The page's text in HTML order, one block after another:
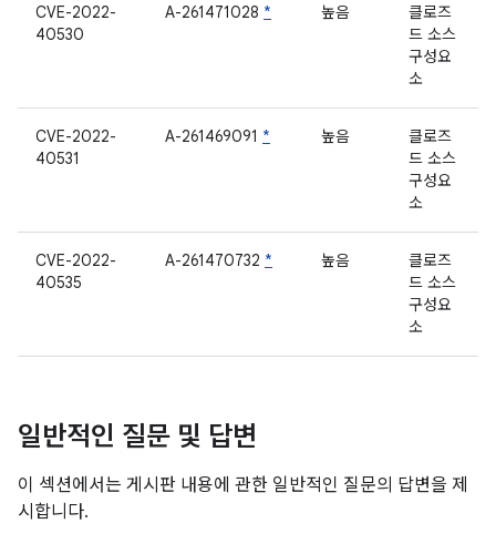
CVE-2022-
40530
A-261471028 * 높음
클로즈
드 소스
구성요
소
CVE-2022-
40531
A-261469091 * 높음
클로즈
드 소스
구성요
소
CVE-2022-
40535
A-261470732 * 높음
클로즈
드 소스
구성요
소
일반적인 질문 및 답변
이 섹션에서는 게시판 내용에 관한 일반적인 질문의 답변을 제
시합니다.